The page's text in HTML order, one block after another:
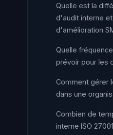
Quelle est la
d'audit interne et
d'amélioration
Quelle
prévoir pour les
Comment gérer
dans une
Combien de
interne ISO